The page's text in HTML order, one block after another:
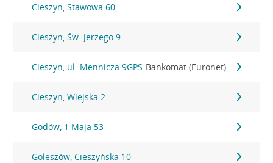
Cieszyn, Stawowa 60
Cieszyn, Św. Jerzego 9
Cieszyn, ul. Mennicza 9GPS Bankomat (Euronet)
Cieszyn, Wiejska 2
Godów, 1 Maja 53
Goleszów, Cieszyńska 10